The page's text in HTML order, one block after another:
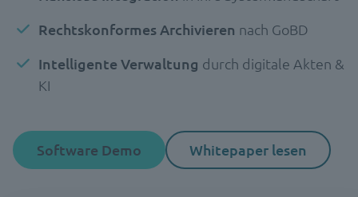
Rechtskonformes Archivieren nach GoBD
Intelligente Verwaltung durch digitale Akten &
KI
Software Demo Whitepaper lesen